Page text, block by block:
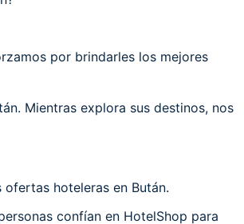
por brindarles los mejores
Mientras explora sus destinos, nos
hoteleras en Bután.
confían en HotelShop para